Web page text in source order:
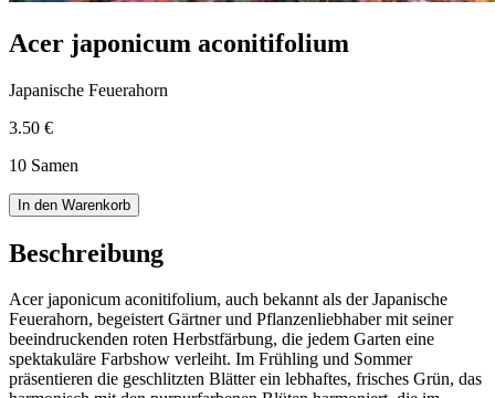
Acer japonicum aconitifolium
Japanische Feuerahorn
3.50 €
10 Samen
In den Warenkorb
Beschreibung
Acer japonicum aconitifolium, auch bekannt als der Japanische
Feuerahorn, begeistert Gärtner und Pflanzenliebhaber mit seiner
beeindruckenden roten Herbstfärbung, die jedem Garten eine
spektakuläre Farbshow verleiht. Im Frühling und Sommer
präsentieren die geschlitzten Blätter ein lebhaftes, frisches Grün, das